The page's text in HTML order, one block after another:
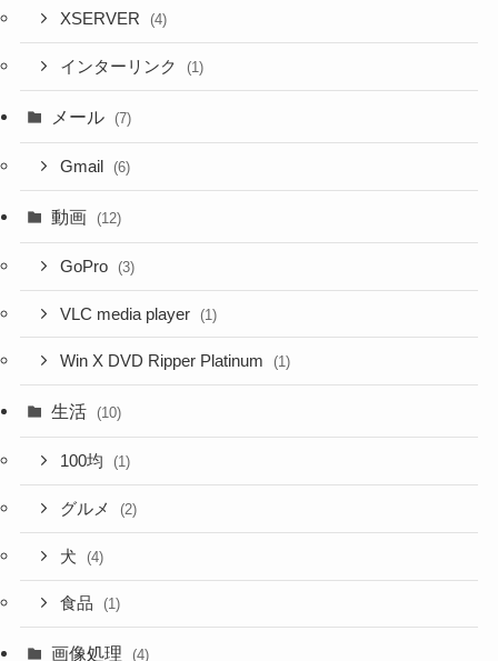
XSERVER (4)
インターリンク (1)
メール (7)
Gmail (6)
動画 (12)
GoPro (3)
VLC media player (1)
Win X DVD Ripper Platinum (1)
生活 (10)
100均 (1)
グルメ (2)
犬 (4)
食品 (1)
画像処理 (4)